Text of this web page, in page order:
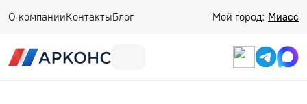
О компанииКонтактыБлог Мой город: Миасс